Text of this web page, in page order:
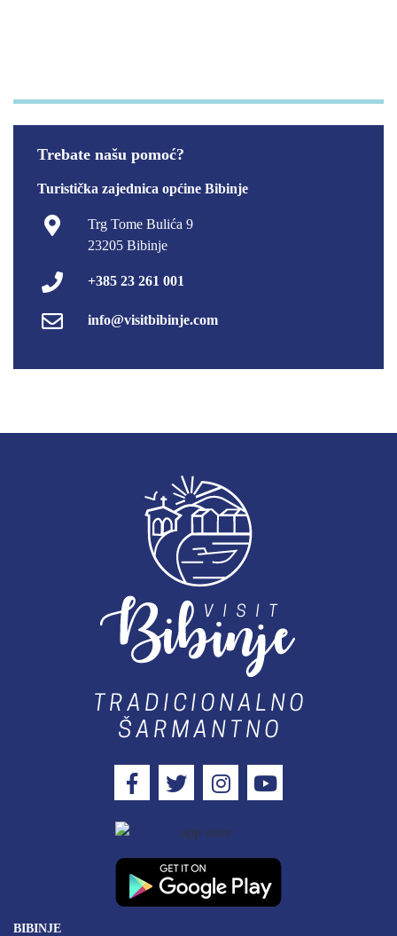
Trebate našu pomoć?
Turistička zajednica općine Bibinje
Trg Tome Bulića 9
23205 Bibinje
+385 23 261 001
info@visitbibinje.com
BIBINJE